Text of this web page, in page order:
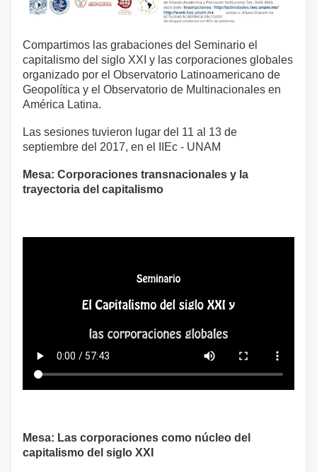
Compartimos las grabaciones del Seminario el
capitalismo del siglo XXI y las corporaciones globales
organizado por el Observatorio Latinoamericano de
Geopolítica y el Observatorio de Multinacionales en
América Latina.
Las sesiones tuvieron lugar del 11 al 13 de
septiembre del 2017, en el IIEc - UNAM
Mesa: Corporaciones transnacionales y la
trayectoria del capitalismo
Mesa: Las corporaciones como núcleo del
capitalismo del siglo XXI